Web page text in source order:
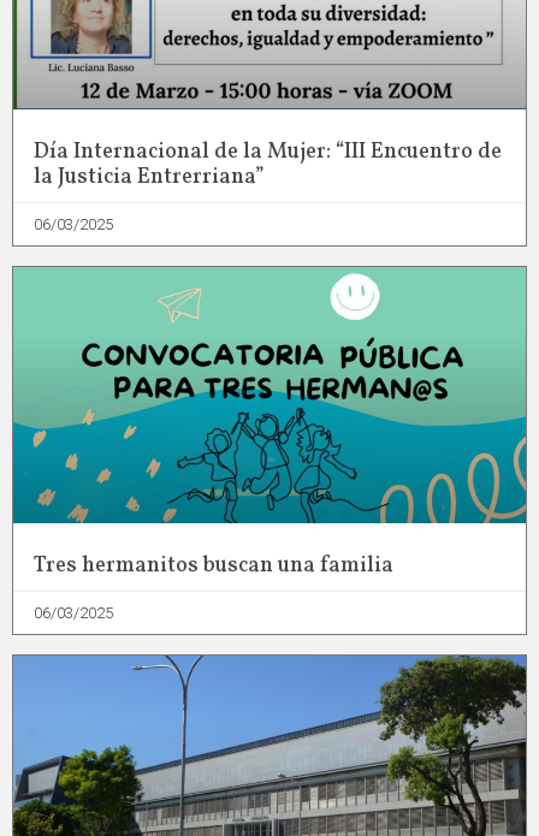
Día Internacional de la Mujer: “III Encuentro de
la Justicia Entrerriana”
06/03/2025
Tres hermanitos buscan una familia
06/03/2025